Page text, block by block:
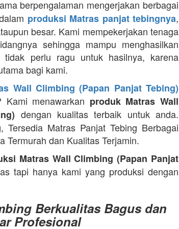
berpengalaman mengerjakan berbagai
produksi Matras panjat tebingnya,
besar. Kami mempekerjakan tenaga
sehingga mampu menghasilkan
perlu ragu untuk hasilnya, karena
bagi kami.
Wall Climbing (Papan Panjat Tebing)
Kami menawarkan produk Matras Wall
dengan kualitas terbaik untuk anda.
Tersedia Matras Panjat Tebing Berbagai
Termurah dan Kualitas Terjamin.
Matras Wall Climbing (Papan Panjat
tapi hanya kami yang produksi dengan
Berkualitas Bagus dan
Profesional